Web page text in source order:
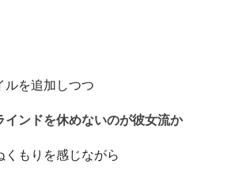
ルを追加しつつ
インドを休めないのが彼女流か
くもりを感じながら